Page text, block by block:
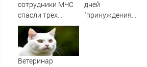
сотрудники МЧС
спасли трех
человек из
пожара в
пятиэтажке
дней
"принуждения
Ветеринар